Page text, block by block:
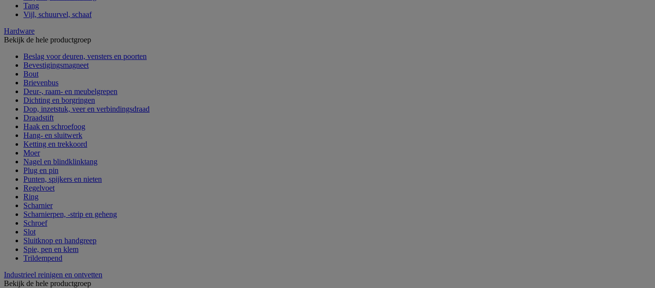
Tang
Vijl, schuurvel, schaaf
Hardware
Bekijk de hele productgroep
Beslag voor deuren, vensters en poorten
Bevestigingsmagneet
Bout
Brievenbus
Deur-, raam- en meubelgrepen
Dichting en borgringen
Dop, inzetstuk, veer en verbindingsdraad
Draadstift
Haak en schroefoog
Hang- en sluitwerk
Ketting en trekkoord
Moer
Nagel en blindklinktang
Plug en pin
Punten, spijkers en nieten
Regelvoet
Ring
Scharnier
Scharnierpen, -strip en geheng
Schroef
Slot
Sluitknop en handgreep
Spie, pen en klem
Trildempend
Industrieel reinigen en ontvetten
Bekijk de hele productgroep